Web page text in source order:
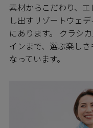
素材からこだわり、
し出すリゾートウェ
にあります。 クラシ
インまで、選ぶ楽し
なっています。